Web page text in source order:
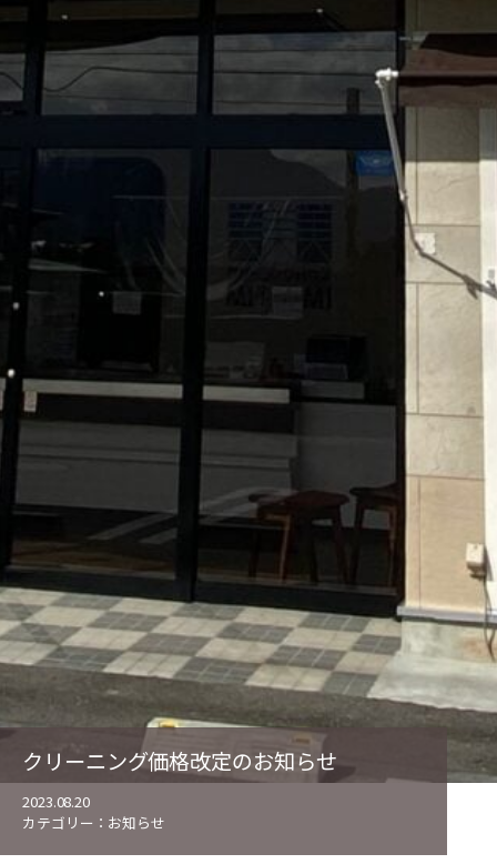
クリーニング価格改定のお知らせ
2023.08.20
カテゴリー： お知らせ